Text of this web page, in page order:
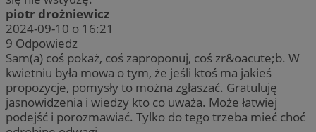
piotr drożniewicz
2024-09-10 o 16:21
9 Odpowiedz
Sam(a) coś pokaż, coś zaproponuj, coś zr&oacute;b. W
kwietniu była mowa o tym, że jeśli ktoś ma jakieś
propozycje, pomysły to można zgłaszać. Gratuluję
jasnowidzenia i wiedzy kto co uważa. Może łatwiej
podejść i porozmawiać. Tylko do tego trzeba mieć choć